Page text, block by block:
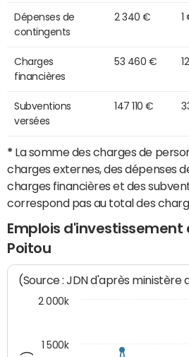
Dépenses de
contingents
2 340 €
Charges
financières
53 460 €
Subventions
versées
147 110 €
* La somme des charges de
charges externes, des dépenses
charges financières et des
correspond pas au total des
Emplois
Poitou
(Source : JDN d'après ministère
1 500k
2 000k